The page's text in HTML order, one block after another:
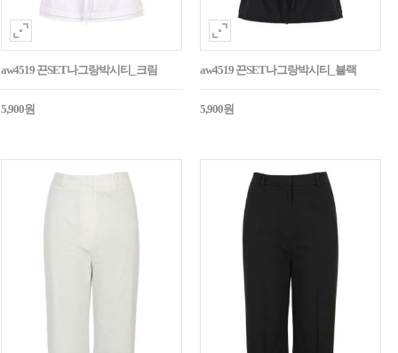
aw4519 끈SET나그랑박시티_크림
5,900원
aw4519 끈SET나그랑박시티_블랙
5,900원